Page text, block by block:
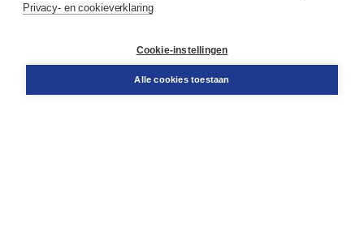
Contact
Privacy- en cookieverklaring
Cookie-instellingen
Alle cookies toestaan